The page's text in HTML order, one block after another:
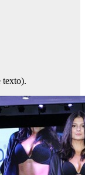
texto).